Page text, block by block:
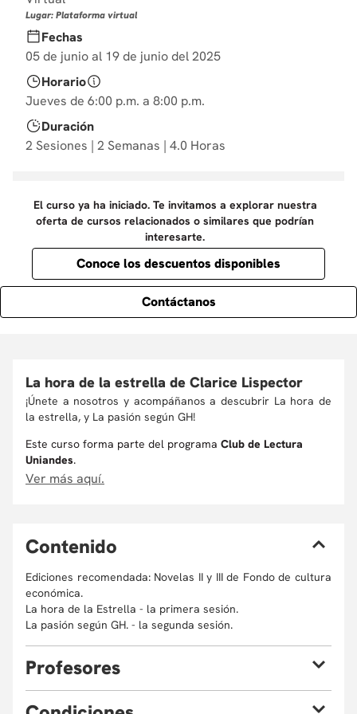
10. diseño
Lugar: Plataforma virtual
Fechas
05 de junio al 19 de junio del 2025
Horario
Jueves de 6:00 p.m. a 8:00 p.m.
Duración
2 Sesiones | 2 Semanas | 4.0 Horas
El curso ya ha iniciado. Te invitamos a explorar nuestra
oferta de cursos relacionados o similares que podrían
interesarte.
Conoce los descuentos disponibles
Contáctanos
La hora de la estrella de Clarice Lispector
¡Únete a nosotros y acompáñanos a descubrir La hora de
la estrella, y La pasión según GH!
Este curso forma parte del programa Club de Lectura
Uniandes.
Ver más aquí.
Contenido
Ediciones recomendada: Novelas II y III de Fondo de cultura
económica.
La hora de la Estrella - la primera sesión.
La pasión según GH. - la segunda sesión.
Profesores